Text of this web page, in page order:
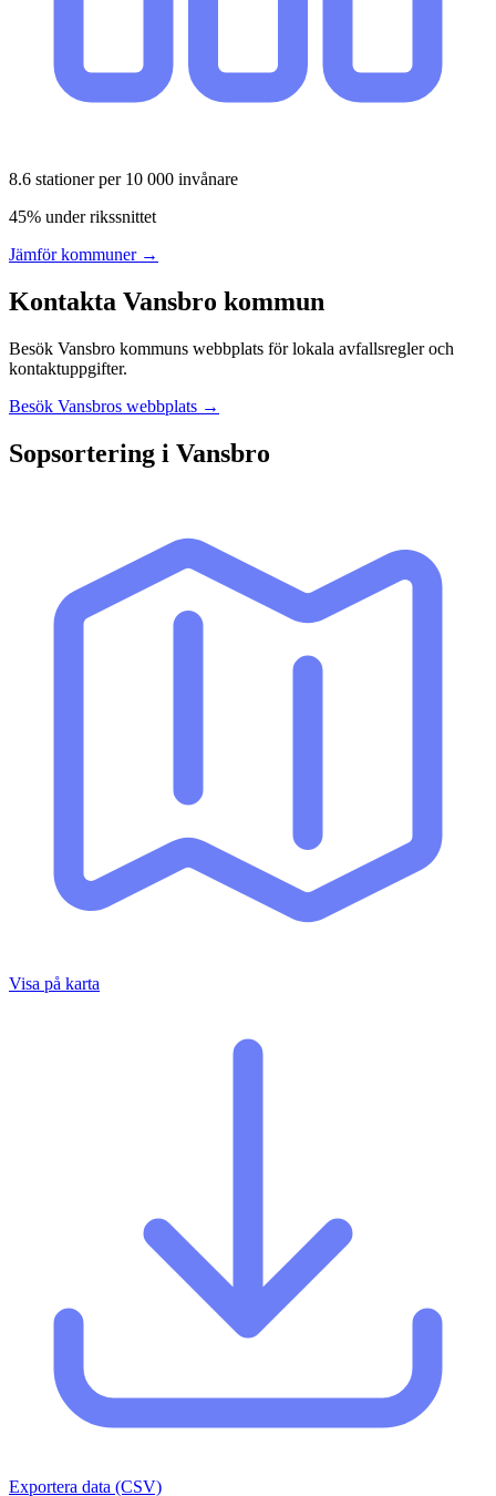
8.6 stationer per 10 000 invånare
45% under rikssnittet
Jämför kommuner →
Kontakta Vansbro kommun
Besök Vansbro kommuns webbplats för lokala avfallsregler och
kontaktuppgifter.
Besök Vansbros webbplats →
Sopsortering i Vansbro
Visa på karta
Exportera data (CSV)